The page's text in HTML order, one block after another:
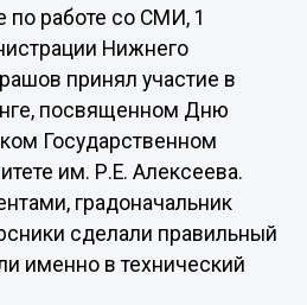
по работе со СМИ, 1
Нижнего
принял участие в
посвященном Дню
Государственном
им. Р.Е. Алексеева.
градоначальник
сделали правильный
именно в технический